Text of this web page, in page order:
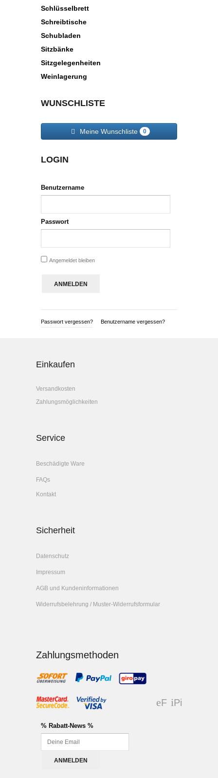
Schlüsselbrett
Schreibtische
Schubladen
Sitzbänke
Sitzgelegenheiten
Weinlagerung
WUNSCHLISTE
Meine Wunschliste 0
LOGIN
Benutzername
Passwort
Angemeldet bleiben
Passwort vergessen? Benutzername vergessen?
Einkaufen
Versandkosten
Zahlungsmöglichkeiten
Service
Beschädigte Ware
FAQs
Kontakt
Sicherheit
Datenschutz
Impressum
AGB und Kundeninformationen
Widerrufsbelehrung / Muster-Widerrufsformular
Zahlungsmethoden
F
Pi
% Rabatt-News %